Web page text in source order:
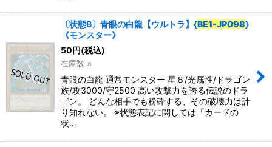
特集:
〔状態B〕青眼の白龍【ウルトラ】{BE1-JP098}
《モンスター》
50円(税込)
在庫数 ×
青眼の白龍 通常モンスター 星８/光属性/ドラゴン
族/攻3000/守2500 高い攻撃力を誇る伝説のドラ
ゴン。 どんな相手でも粉砕する、その破壊力は計
り知れない。 ※状態表記に関しては「カードの
状…